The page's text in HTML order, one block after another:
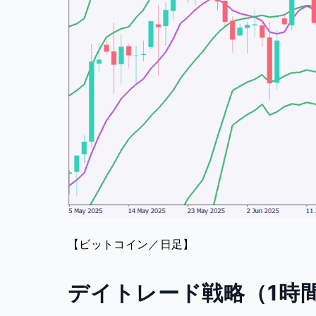
【ビットコイン／日足】
デイトレード戦略（1時